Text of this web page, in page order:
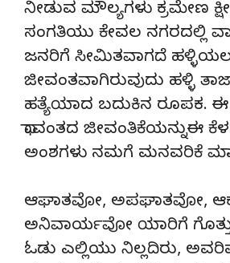
ನೀಡುವ ಮೌಲ್ಯಗಳು ಕ್ರಮೇಣ
ಸಂಗತಿಯು ಕೇವಲ ನಗರದಲ್ಲಿ
ಜನರಿಗೆ ಸೀಮಿತವಾಗದೆ
ಜೀವಂತವಾಗಿರುವುದು ಹಳ್ಳಿ
ಹತ್ಯೆಯಾದ ಬದುಕಿನ ರೂಪಕ.
ಧಾವಂತದ ಜೀವಂತಿಕೆಯನ್ನು‌ಈ
ಅಂಶಗಳು ನಮಗೆ ಮನವರಿಕೆ
ಆಘಾತವೋ, ಅಪಘಾತವೋ,
ಅನಿವಾರ್ಯವೋ ಯಾರಿಗೆ
ಓಡು ಎಲ್ಲಿಯು ನಿಲ್ಲದಿರು,